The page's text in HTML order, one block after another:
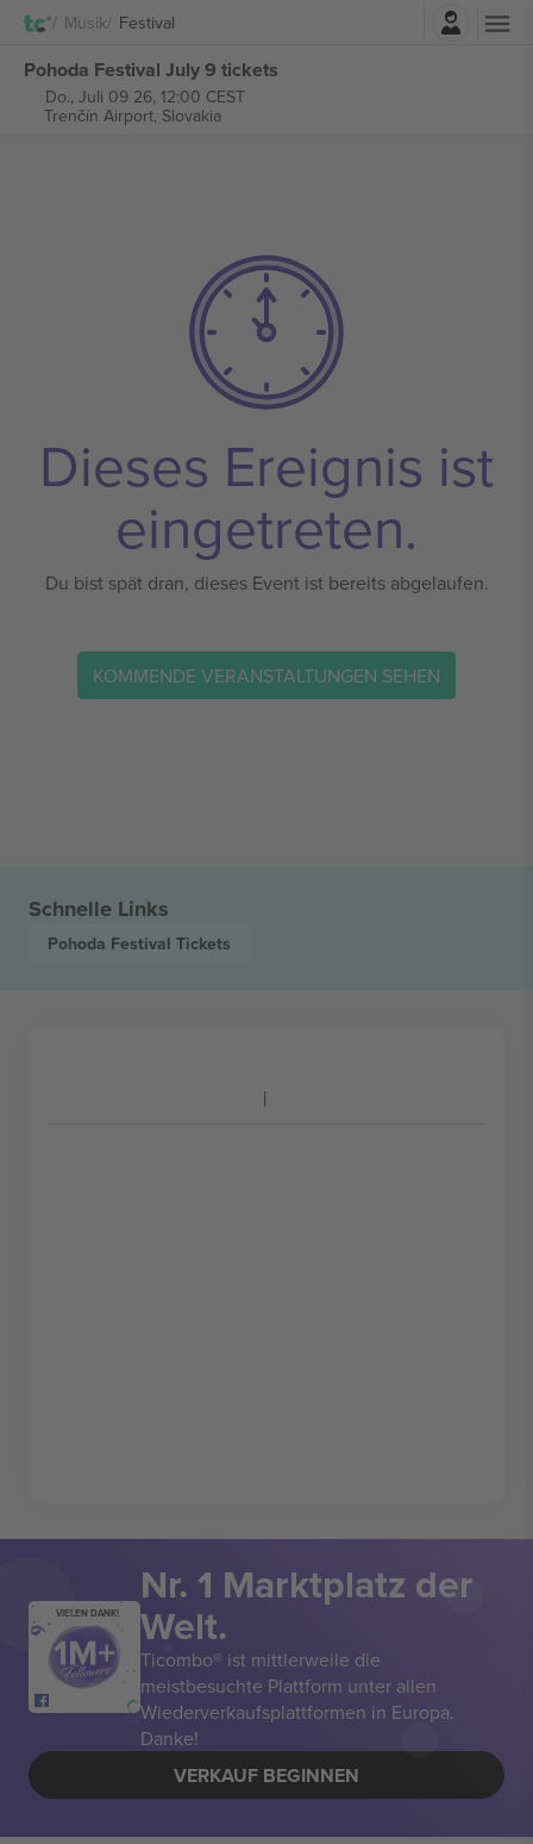
Musik Festival
Pohoda Festival July 9 tickets
Do., Juli 09 26, 12:00 CEST
Trenčín Airport, Slovakia
Dieses Ereignis ist
eingetreten.
Du bist spät dran, dieses Event ist bereits abgelaufen.
KOMMENDE VERANSTALTUNGEN SEHEN
Schnelle Links
Pohoda Festival Tickets
VIELEN DANK!
Nr. 1 Marktplatz der
Welt.
Ticombo® ist mittlerweile die
meistbesuchte Plattform unter allen
Wiederverkaufsplattformen in Europa.
Danke!
VERKAUF BEGINNEN